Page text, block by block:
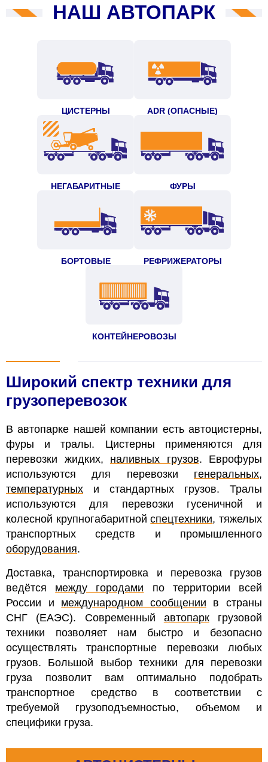
НАШ АВТОПАРК
ЦИСТЕРНЫ ADR (ОПАСНЫЕ)
НЕГАБАРИТНЫЕ ФУРЫ
БОРТОВЫЕ РЕФРИЖЕРАТОРЫ
КОНТЕЙНЕРОВОЗЫ
Широкий спектр техники для
грузоперевозок
В автопарке нашей компании есть автоцистерны,
фуры и тралы. Цистерны применяются для
перевозки жидких, наливных грузов. Еврофуры
используются для перевозки генеральных,
температурных и стандартных грузов. Тралы
используются для перевозки гусеничной и
колесной крупногабаритнойспецтехники, тяжелых
транспортных средств и промышленного
оборудования.
Доставка, транспортировка и перевозка грузов
ведётся между городами по территории всей
России и международном сообщении в страны
СНГ (ЕАЭС). Современный автопаркгрузовой
техники позволяет нам быстро и безопасно
осуществлять транспортные перевозки любых
грузов. Большой выбор техники для перевозки
груза позволит вам оптимально подобрать
транспортное средство в соответствии с
требуемой грузоподъемностью, объемом и
специфики груза.